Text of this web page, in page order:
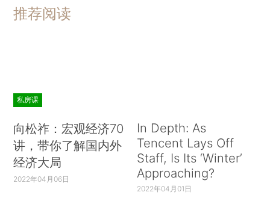
推荐阅读
私房课
向松祚：宏观经济70
讲，带你了解国内外
经济大局
2022年04月06日
In Depth: As
Tencent Lays Off
Staff, Is Its ‘Winter’
Approaching?
2022年04月01日